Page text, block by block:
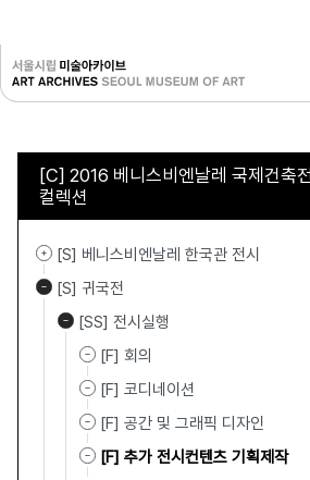
[C] 2016 베니스비엔날레 국제건축전
컬렉션
[S] 베니스비엔날레 한국관 전시
[S] 귀국전
[SS] 전시실행
[F] 회의
[F] 코디네이션
[F] 공간 및 그래픽 디자인
[F] 추가 전시컨텐츠 기획제작